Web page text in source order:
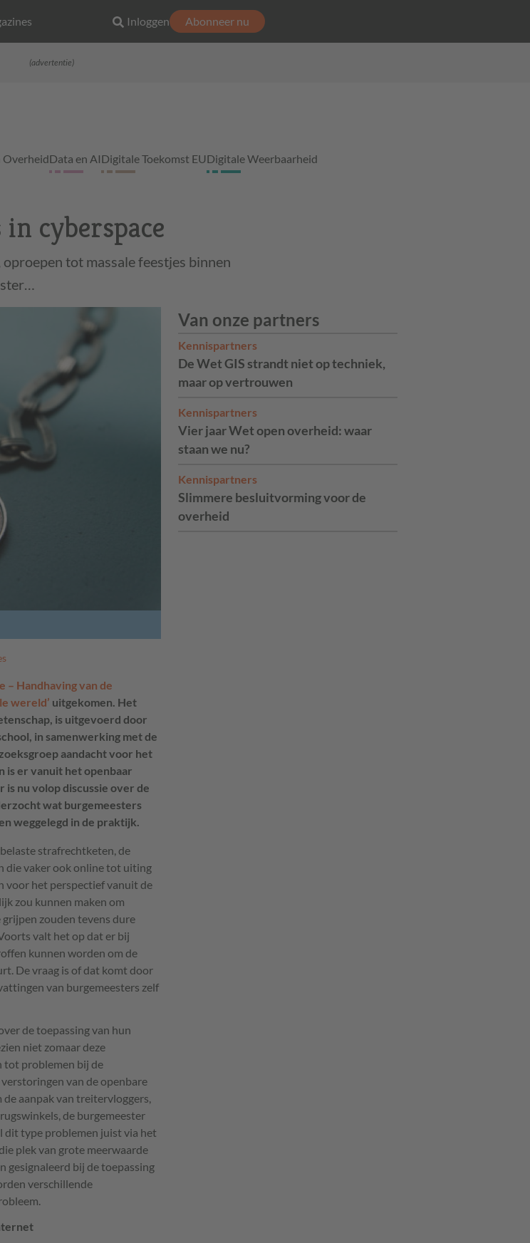
Inloggen Abonneer nu
(advertentie)
Data en AIDigitale Toekomst EUDigitale Weerbaarheid
cyberspace
tot massale feestjes binnen
Van onze partners
Kennispartners
De Wet GIS strandt niet op techniek,
maar op vertrouwen
Kennispartners
Vier jaar Wet open overheid: waar
staan we nu?
Kennispartners
Slimmere besluitvorming voor de
overheid
– Handhaving van de
wereld’ uitgekomen. Het
is uitgevoerd door
in samenwerking met de
aandacht voor het
is er vanuit het openbaar
nu volop discussie over de
wat burgemeesters
weggelegd in de praktijk.
strafrechtketen, de
die vaker ook online tot uiting
voor het perspectief vanuit de
zou kunnen maken om
zouden tevens dure
valt het op dat er bij
kunnen worden om de
De vraag is of dat komt door
van burgemeesters zelf
de toepassing van hun
niet zomaar deze
tot problemen bij de
van de openbare
aanpak van treitervloggers,
de burgemeester
dit type problemen juist via het
plek van grote meerwaarde
gesignaleerd bij de toepassing
verschillende